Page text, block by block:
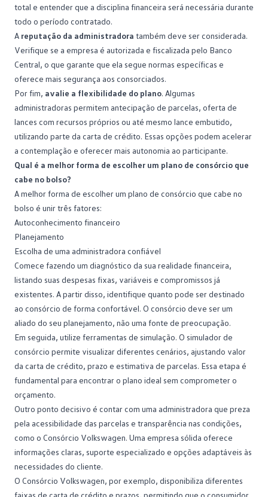
total e entender que a disciplina financeira será necessária durante
todo o período contratado.
A reputação da administradora também deve ser considerada.
Verifique se a empresa é autorizada e fiscalizada pelo Banco
Central, o que garante que ela segue normas específicas e
oferece mais segurança aos consorciados.
Por fim, avalie a flexibilidade do plano. Algumas
administradoras permitem antecipação de parcelas, oferta de
lances com recursos próprios ou até mesmo lance embutido,
utilizando parte da carta de crédito. Essas opções podem acelerar
a contemplação e oferecer mais autonomia ao participante.
Qual é a melhor forma de escolher um plano de consórcio que
cabe no bolso?
A melhor forma de escolher um plano de consórcio que cabe no
bolso é unir três fatores:
Autoconhecimento financeiro
Planejamento
Escolha de uma administradora confiável
Comece fazendo um diagnóstico da sua realidade financeira,
listando suas despesas fixas, variáveis e compromissos já
existentes. A partir disso, identifique quanto pode ser destinado
ao consórcio de forma confortável. O consórcio deve ser um
aliado do seu planejamento, não uma fonte de preocupação.
Em seguida, utilize ferramentas de simulação. O simulador de
consórcio permite visualizar diferentes cenários, ajustando valor
da carta de crédito, prazo e estimativa de parcelas. Essa etapa é
fundamental para encontrar o plano ideal sem comprometer o
orçamento.
Outro ponto decisivo é contar com uma administradora que preza
pela acessibilidade das parcelas e transparência nas condições,
como o Consórcio Volkswagen. Uma empresa sólida oferece
informações claras, suporte especializado e opções adaptáveis às
necessidades do cliente.
O Consórcio Volkswagen, por exemplo, disponibiliza diferentes
faixas de carta de crédito e prazos, permitindo que o consumidor